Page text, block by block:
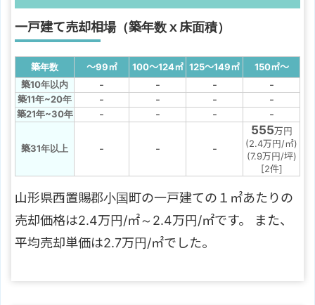
一戸建て売却相場（築年数ｘ床面積）
築年数 ～99㎡ 100～124㎡ 125～149㎡ 150㎡～
築10年以内
- - - -
築11年~20年 - - - -
築21年~30年 - - - -
築31年以上 - - -
555万円
(2.4万円/㎡)
(7.9万円/坪)
[2件]
山形県西置賜郡小国町の一戸建ての１㎡あたりの
売却価格は2.4万円/㎡～2.4万円/㎡です。 また、
平均売却単価は2.7万円/㎡でした。